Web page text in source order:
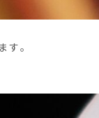
す。